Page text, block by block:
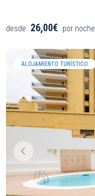
desde 26,00€ por noche
ALOJAMIENTO TURÍSTICO